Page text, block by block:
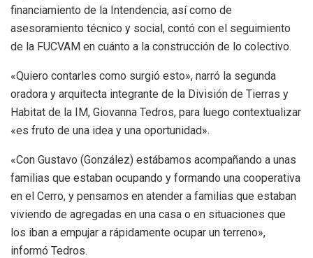
financiamiento de la Intendencia, así como de
asesoramiento técnico y social, contó con el seguimiento
de la FUCVAM en cuánto a la construcción de lo colectivo.
«Quiero contarles como surgió esto», narró la segunda
oradora y arquitecta integrante de la División de Tierras y
Habitat de la IM, Giovanna Tedros, para luego contextualizar
«es fruto de una idea y una oportunidad».
«Con Gustavo (González) estábamos acompañando a unas
familias que estaban ocupando y formando una cooperativa
en el Cerro, y pensamos en atender a familias que estaban
viviendo de agregadas en una casa o en situaciones que
los iban a empujar a rápidamente ocupar un terreno»,
informó Tedros.